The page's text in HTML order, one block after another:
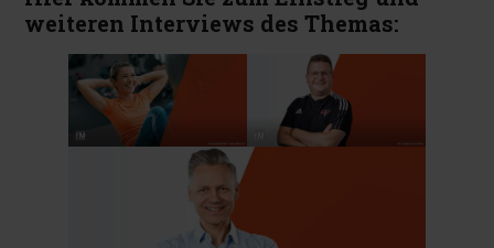
weiteren Interviews des Themas: